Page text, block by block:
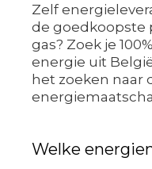
Zelf
de goedkoopste
gas? Zoek je
energie uit
het zoeken naar
Welke